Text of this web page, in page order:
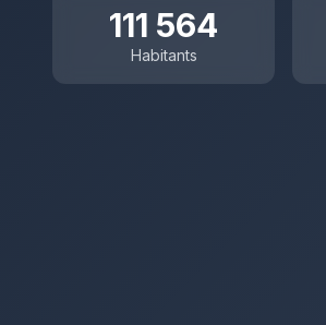
111 564
Habitants